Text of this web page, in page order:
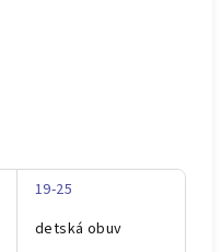
19-25
detská obuv